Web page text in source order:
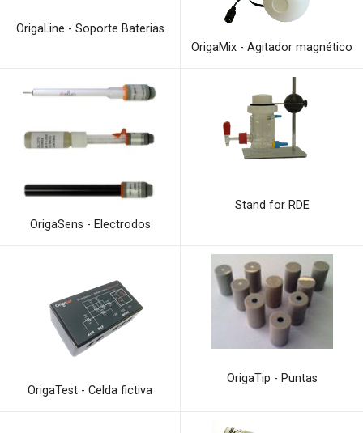
OrigaLine - Soporte Baterias
OrigaMix - Agitador magnético
OrigaSens - Electrodos
Stand for RDE
OrigaTest - Celda fictiva
OrigaTip - Puntas